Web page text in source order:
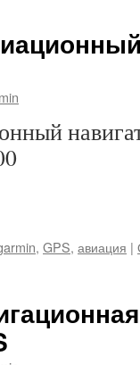
, GPS, авиация |